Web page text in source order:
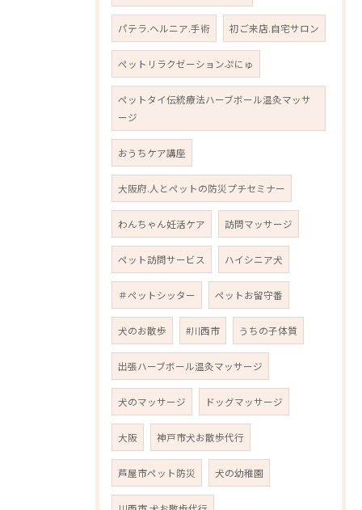
パテラ.ヘルニア.手術 初ご来店.自宅サロン
ペットリラクゼーションぷにゅ
ペットタイ伝統療法ハーブボール温灸マッサ
ージ
おうちケア講座
大阪府.人とペットの防災プチセミナー
わんちゃん妊活ケア 訪問マッサージ
ペット訪問サービス ハイシニア犬
＃ペットシッター ペットお留守番
犬のお散歩 #川西市 うちの子体質
出張ハーブボール温灸マッサージ
犬のマッサージ ドッグマッサージ
大阪 神戸市犬お散歩代行
芦屋市ペット防災 犬の幼稚園